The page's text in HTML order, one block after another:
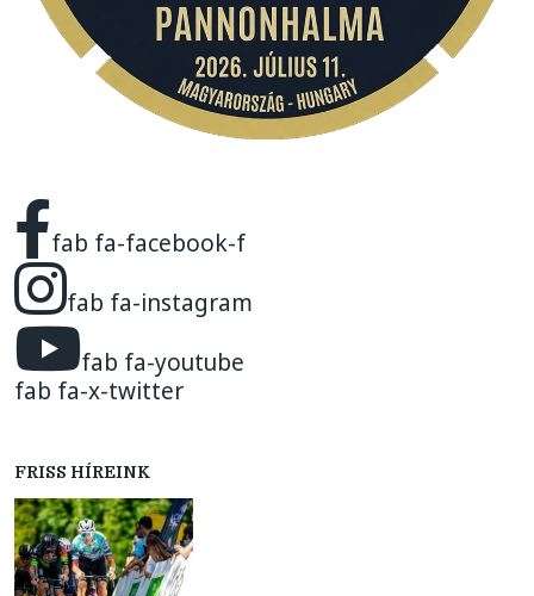
fab fa-facebook-f
fab fa-instagram
fab fa-youtube
fab fa-x-twitter
FRISS HÍREINK